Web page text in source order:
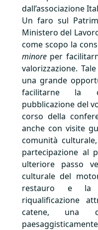
dall’associazione
Un faro sul
Ministero del
come scopo la
minore per
valorizzazione.
una grande
facilitarne la
pubblicazione del
corso della
anche con visite
comunità
partecipazione al
ulteriore passo
culturale del
restauro e la
riqualificazione
catene, una